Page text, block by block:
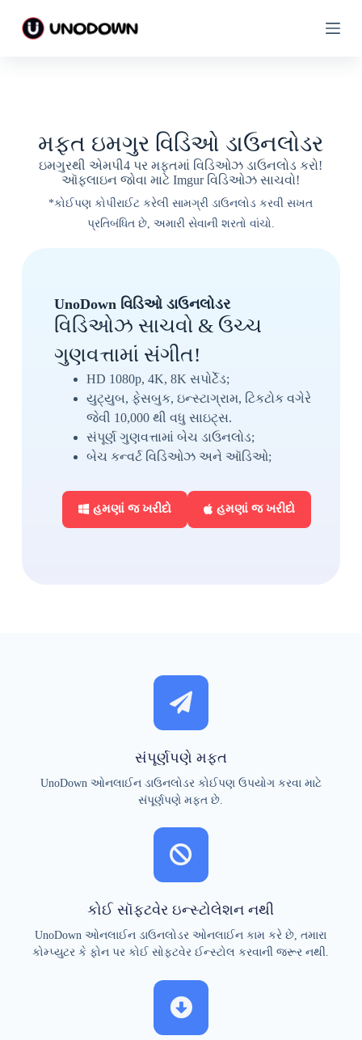
સા
મ
ગ્રી
સા
મ
ગ્રી
મફત ઇમગુર વિડિઓ ડાઉનલોડર
ઇમગુરથી એમપી4 પર મફતમાં વિડિઓઝ ડાઉનલોડ કરો!
ઑફલાઇન જોવા માટે Imgur વિડિઓઝ સાચવો!
*કોઈપણ કોપીરાઈટ કરેલી સામગ્રી ડાઉનલોડ કરવી સખત
પ્રતિબંધિત છે, અમારી સેવાની શરતો વાંચો.
UnoDown વિડિઓ ડાઉનલોડર
વિડિઓઝ સાચવો & ઉચ્ચ
ગુણવત્તામાં સંગીત!
HD 1080p, 4K, 8K સપોર્ટેડ;
યુટ્યુબ, ફેસબુક, ઇન્સ્ટાગ્રામ, ટિકટોક વગેરે
જેવી 10,000 થી વધુ સાઇટ્સ.
સંપૂર્ણ ગુણવત્તામાં બેચ ડાઉનલોડ;
બેચ કન્વર્ટ વિડિઓઝ અને ઑડિઓ;
હમણાં જ ખરીદો હમણાં જ ખરીદો
સંપૂર્ણપણે મફત
UnoDown ઓનલાઈન ડાઉનલોડર કોઈપણ ઉપયોગ કરવા માટે
સંપૂર્ણપણે મફત છે.
કોઈ સૉફ્ટવેર ઇન્સ્ટોલેશન નથી
UnoDown ઓનલાઈન ડાઉનલોડર ઓનલાઈન કામ કરે છે, તમારા
કોમ્પ્યુટર કે ફોન પર કોઈ સોફ્ટવેર ઈન્સ્ટોલ કરવાની જરૂર નથી.